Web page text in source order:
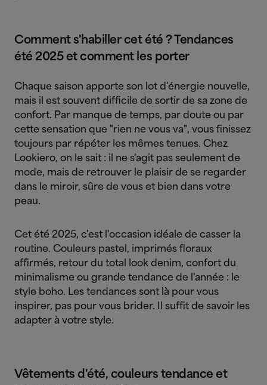
Comment s'habiller cet été ? Tendances
été 2025 et comment les porter
Chaque saison apporte son lot d'énergie nouvelle,
mais il est souvent difficile de sortir de sa zone de
confort. Par manque de temps, par doute ou par
cette sensation que "rien ne vous va", vous finissez
toujours par répéter les mêmes tenues. Chez
Lookiero, on le sait : il ne s'agit pas seulement de
mode, mais de retrouver le plaisir de se regarder
dans le miroir, sûre de vous et bien dans votre
peau.
Cet été 2025, c'est l'occasion idéale de casser la
routine. Couleurs pastel, imprimés floraux
affirmés, retour du total look denim, confort du
minimalisme ou grande tendance de l'année : le
style boho. Les tendances sont là pour vous
inspirer, pas pour vous brider. Il suffit de savoir les
adapter à votre style.
Vêtements d'été, couleurs tendance et